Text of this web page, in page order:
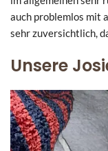
auch problemlos mit
sehr zuversichtlich,
Unsere